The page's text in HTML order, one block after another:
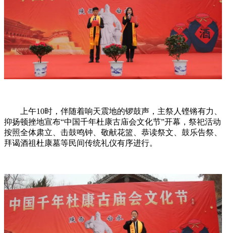
上午10时，伴随着响天震地的锣鼓声，主祭人铿锵有力、
抑扬顿挫地宣布“中国千年杜康古庙会文化节”开幕，祭祀活动
按照全体肃立、击鼓鸣钟、敬献花篮、恭读祭文、鼓乐告祭、
拜谒酒祖杜康墓等民间传统礼仪有序进行。